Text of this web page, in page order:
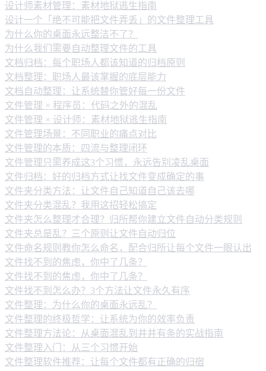
设计师素材管理：素材地狱逃生指南
设计一个「绝不可能把文件弄丢」的文件整理工具
为什么你的桌面永远整洁不了？
为什么我们需要自动整理文件的工具
文档归档：每个职场人都该知道的归档原则
文档整理：职场人最该掌握的底层能力
文档自动整理：让系统替你管好每一份文件
文件管理 × 程序员：代码之外的混乱
文件管理 × 设计师：素材地狱逃生指南
文件管理场景：不同职业的痛点对比
文件管理的本质：四流与整理闭环
文件管理只需养成这3个习惯，永远告别凌乱桌面
文件归档：好的归档方式让找文件变成确定的事
文件夹分类方法：让文件自己知道自己该去哪
文件夹分类混乱？我用这招轻松搞定
文件夹怎么整理才合理？归所帮你建立文件自动分类规则
文件夹总是乱？三个原则让文件自动归位
文件命名规则教你怎么命名，配合归所让每个文件一眼认出
文件找不到的焦虑，你中了几条？
文件找不到的焦虑，你中了几条？
文件找不到怎么办？3个方法让文件永久有序
文件整理：为什么你的桌面永远乱？
文件整理的终极哲学：让系统为你的效率负责
文件整理方法论：从桌面混乱到井井有条的实战指南
文件整理入门：从三个习惯开始
文件整理软件推荐：让每个文件都有正确的归宿